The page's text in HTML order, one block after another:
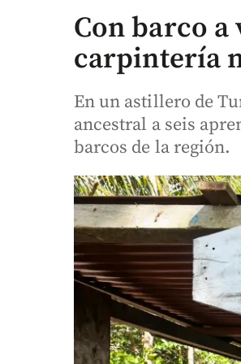
Con barco
carpintería
En un astillero de
ancestral a seis
barcos de la región.